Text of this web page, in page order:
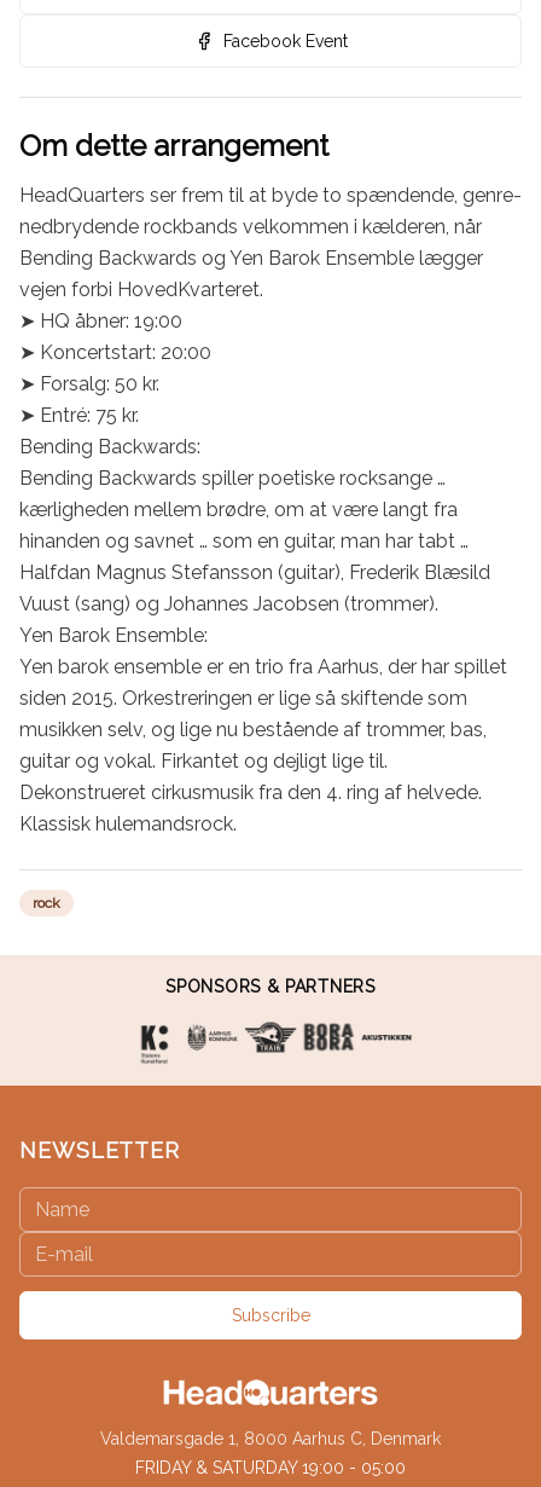
Facebook Event
Om dette arrangement
HeadQuarters ser frem til at byde to spændende, genre-
nedbrydende rockbands velkommen i kælderen, når
Bending Backwards og Yen Barok Ensemble lægger
vejen forbi HovedKvarteret.
➤ HQ åbner: 19:00
➤ Koncertstart: 20:00
➤ Forsalg: 50 kr.
➤ Entré: 75 kr.
Bending Backwards:
Bending Backwards spiller poetiske rocksange …
kærligheden mellem brødre, om at være langt fra
hinanden og savnet … som en guitar, man har tabt …
Halfdan Magnus Stefansson (guitar), Frederik Blæsild
Vuust (sang) og Johannes Jacobsen (trommer).
Yen Barok Ensemble:
Yen barok ensemble er en trio fra Aarhus, der har spillet
siden 2015. Orkestreringen er lige så skiftende som
musikken selv, og lige nu bestående af trommer, bas,
guitar og vokal. Firkantet og dejligt lige til.
Dekonstrueret cirkusmusik fra den 4. ring af helvede.
Klassisk hulemandsrock.
rock
SPONSORS & PARTNERS
NEWSLETTER
Subscribe
Valdemarsgade 1, 8000 Aarhus C, Denmark
FRIDAY & SATURDAY 19:00 - 05:00